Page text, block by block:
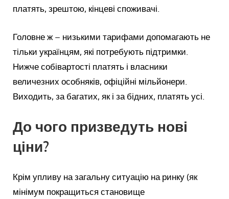
платять, зрештою, кінцеві споживачі.
Головне ж – низькими тарифами допомагають не
тільки українцям, які потребують підтримки.
Нижче собівартості платять і власники
величезних особняків, офіційні мільйонери.
Виходить, за багатих, як і за бідних, платять усі.
До чого призведуть нові
ціни?
Крім упливу на загальну ситуацію на ринку (як
мінімум покращиться становище